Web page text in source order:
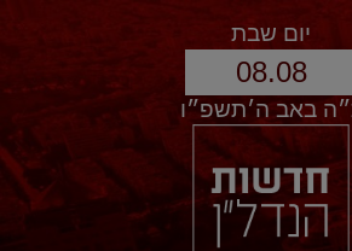
יום שבת
08.08
באב ה׳תשפ״ו